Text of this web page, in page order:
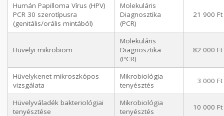
Humán Papilloma Vírus (HPV)
PCR 30 szerotípusra
(genitális/orális mintából)
Molekuláris
Diagnosztika
(PCR)
21 900 Ft
Hüvelyi mikrobiom
Molekuláris
Diagnosztika
(PCR)
82 000 Ft
Hüvelykenet mikroszkópos
vizsgálata
Mikrobiológia
tenyésztés
3 000 Ft
Hüvelyváladék bakteriológiai
tenyésztése
Mikrobiológia
tenyésztés
10 000 Ft